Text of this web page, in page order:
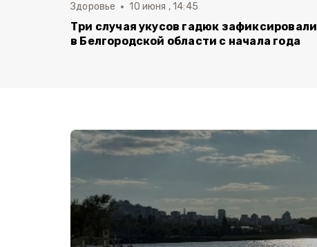
Здоровье 10 июня , 14:45
Три случая укусов гадюк зафиксировали
в Белгородской области с начала года